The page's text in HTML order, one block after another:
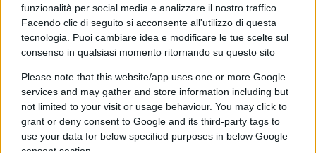
funzionalità per social media e analizzare il nostro traffico.
Facendo clic di seguito si acconsente all'utilizzo di questa
tecnologia. Puoi cambiare idea e modificare le tue scelte sul
consenso in qualsiasi momento ritornando su questo sito
Please note that this website/app uses one or more Google
services and may gather and store information including but
not limited to your visit or usage behaviour. You may click to
grant or deny consent to Google and its third-party tags to
use your data for below specified purposes in below Google
consent section.
informazioni su debiti fiscali, patrimoni e
conti all’estero. Oggi, 2 aprile 2025, Luigi
Vinciguerra, responsabile dellaGuardia di
concentreranno su chi ha debiti elevati ma
possiede ingenti risorse finanziarie, soprattutto
fuori dall’Italia.